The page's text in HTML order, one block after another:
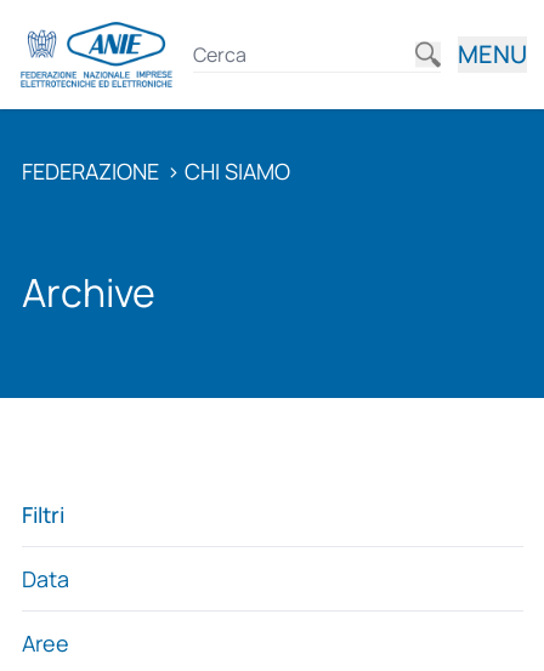
MENU
FEDERAZIONE > CHI SIAMO
Archive
Filtri
Data
Aree